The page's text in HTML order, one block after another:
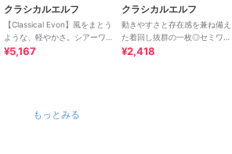
クラシカルエルフ
【Classical Evon】風をまとう
ような、軽やかさ。シアーワッ
シャー小花柄刺繍イージーパン
¥5,167
クラシカルエルフ
動きやすさと存在感を兼ね備え
た着回し抜群の一枚◎セミワイ
ド プリーツパンツ
¥2,418
もっとみる